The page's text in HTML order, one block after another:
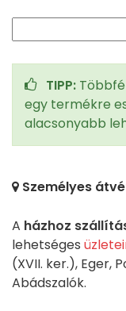
TIPP:
egy termékre
alacsonyabb
Személyes
A házhoz
lehetséges
(XVII. ker.), Eger,
Abádszalók.